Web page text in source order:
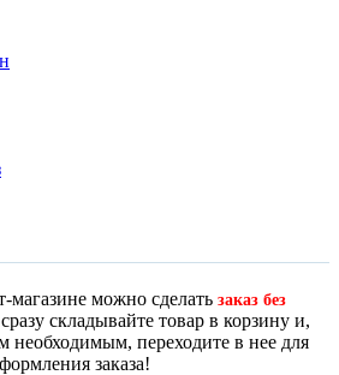
можно сделать заказ без
складывайте товар в корзину и,
необходимым, переходите в нее для
заказа!